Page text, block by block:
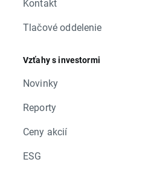
Kontakt
Tlačové oddelenie
Vzťahy s investormi
Novinky
Reporty
Ceny akcií
ESG